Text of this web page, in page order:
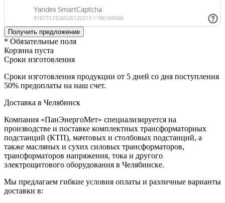
* Обязательные поля
Корзина пуста
Сроки изготовления
Сроки изготовления продукции от 5 дней со дня поступления
50% предоплаты на наш счет.
Доставка в Челябинск
Компания «ПанЭнергоМет» специализируется на
производстве и поставке комплектных трансформаторных
подстанций (КТП), мачтовых и столбовых подстанций, а
также масляных и сухих силовых трансформаторов,
трансформаторов напряжения, тока и другого
электрощитового оборудования в Челябинске.
Мы предлагаем гибкие условия оплаты и различные варианты
доставки в: